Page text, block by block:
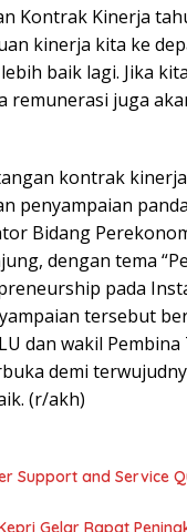
Kontrak Kinerja
kinerja kita ke
baik lagi. Jika
remunerasi juga
kontrak
penyampaian
Bidang
dengan tema
pada
tersebut
dan wakil Pembina
demi
(r/akh)
Support and Service
Gelar Rapat